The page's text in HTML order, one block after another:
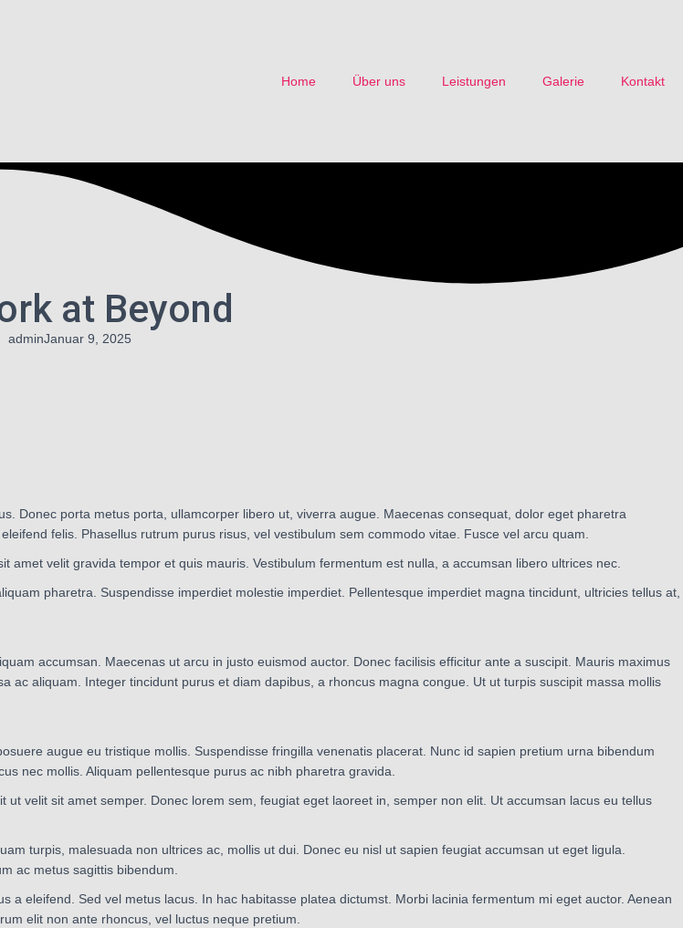
Home Über uns Leistungen Galerie Kontakt
at Beyond
adminJanuar 9, 2025
Donec porta metus porta, ullamcorper libero ut, viverra augue. Maecenas consequat, dolor eget pharetra
felis. Phasellus rutrum purus risus, vel vestibulum sem commodo vitae. Fusce vel arcu quam.
velit gravida tempor et quis mauris. Vestibulum fermentum est nulla, a accumsan libero ultrices nec.
pharetra. Suspendisse imperdiet molestie imperdiet. Pellentesque imperdiet magna tincidunt, ultricies tellus at,
accumsan. Maecenas ut arcu in justo euismod auctor. Donec facilisis efficitur ante a suscipit. Mauris maximus
aliquam. Integer tincidunt purus et diam dapibus, a rhoncus magna congue. Ut ut turpis suscipit massa mollis
augue eu tristique mollis. Suspendisse fringilla venenatis placerat. Nunc id sapien pretium urna bibendum
nec mollis. Aliquam pellentesque purus ac nibh pharetra gravida.
velit sit amet semper. Donec lorem sem, feugiat eget laoreet in, semper non elit. Ut accumsan lacus eu tellus
turpis, malesuada non ultrices ac, mollis ut dui. Donec eu nisl ut sapien feugiat accumsan ut eget ligula.
ac metus sagittis bibendum.
eleifend. Sed vel metus lacus. In hac habitasse platea dictumst. Morbi lacinia fermentum mi eget auctor. Aenean
elit non ante rhoncus, vel luctus neque pretium.